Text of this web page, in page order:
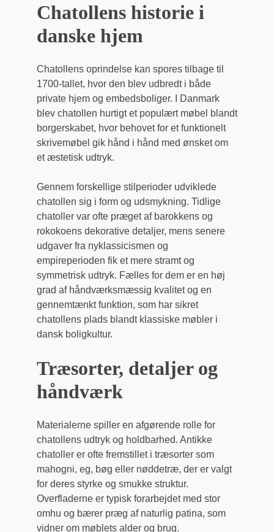
Chatollens historie i
danske hjem
Chatollens oprindelse kan spores tilbage til
1700-tallet, hvor den blev udbredt i både
private hjem og embedsboliger. I Danmark
blev chatollen hurtigt et populært møbel blandt
borgerskabet, hvor behovet for et funktionelt
skrive­møbel gik hånd i hånd med ønsket om
et æstetisk udtryk.
Gennem forskellige stilperioder udviklede
chatollen sig i form og udsmykning. Tidlige
chatoller var ofte præget af barokkens og
rokokoens dekorative detaljer, mens senere
udgaver fra nyklassicismen og
empireperioden fik et mere stramt og
symmetrisk udtryk. Fælles for dem er en høj
grad af håndværksmæssig kvalitet og en
gennemtænkt funktion, som har sikret
chatollens plads blandt klassiske møbler i
dansk boligkultur.
Træsorter, detaljer og
håndværk
Materialerne spiller en afgørende rolle for
chatollens udtryk og holdbarhed. Antikke
chatoller er ofte fremstillet i træsorter som
mahogni, eg, bøg eller nødde­træ, der er valgt
for deres styrke og smukke struktur.
Overfladerne er typisk forarbejdet med stor
omhu og bærer præg af naturlig patina, som
vidner om møblets alder og brug.